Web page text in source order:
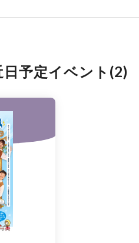
予定イベント(2)